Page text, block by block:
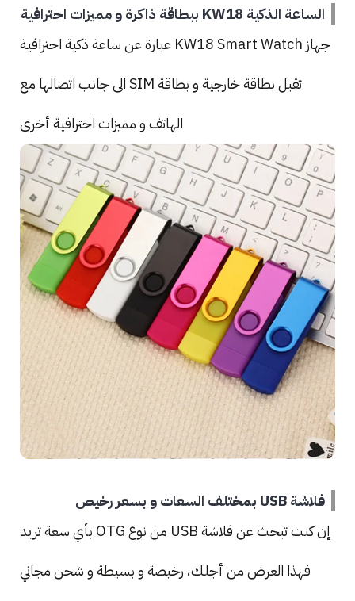
الساعة الذكية KW18 ببطاقة ذاكرة و مميزات احترافية
جهاز KW18 Smart Watch عبارة عن ساعة ذكية احترافية
تقبل بطاقة خارجية و بطاقة SIM الى جانب اتصالها مع
الهاتف و مميزات اخترافية أخرى
فلاشة USB بمختلف السعات و بسعر رخيص
إن كنت تبحث عن فلاشة USB من نوع OTG بأي سعة تريد
فهذا العرض من أجلك، رخيصة و بسيطة و شحن مجاني